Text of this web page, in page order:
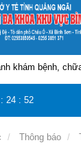
bệnh, chữa
: 24 : 52
Thông báo